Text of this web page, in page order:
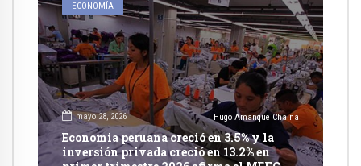
ECONOMÍA
mayo 28, 2026 Hugo Amanque Chaiña
Economia peruana creció en 3.5% y la
inversión privada creció en 13.2% en